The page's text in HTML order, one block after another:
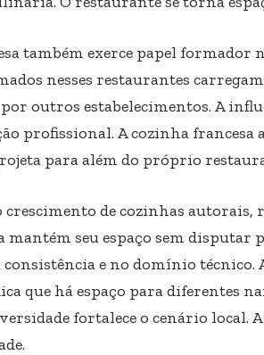
também exerce papel formador
nesses restaurantes
outros estabelecimentos. A
profissional. A cozinha francesa
para além do próprio
crescimento de cozinhas autorais,
mantém seu espaço sem
consistência e no domínio técnico.
que há espaço para diferentes
fortalece o cenário local.